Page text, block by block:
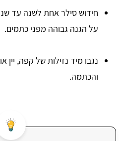
חידוש סילר אחת לשנה עד
על הגנה גבוהה מפני כתמים.
נגבו מיד נזילות של קפה, יין
והכתמה.